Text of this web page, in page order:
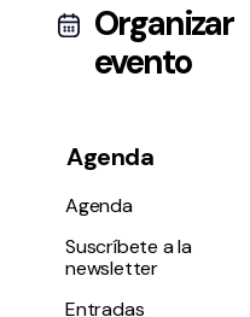
Organizar
evento
Agenda
Agenda
Suscríbete a la
newsletter
Entradas